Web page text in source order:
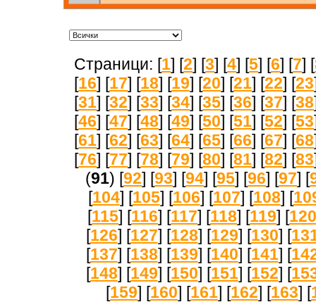
Страници: [1] [2] [3] [4] [5] [6] [7] [
[16] [17] [18] [19] [20] [21] [22] [23
[31] [32] [33] [34] [35] [36] [37] [38
[46] [47] [48] [49] [50] [51] [52] [53
[61] [62] [63] [64] [65] [66] [67] [68
[76] [77] [78] [79] [80] [81] [82] [83
(91) [92] [93] [94] [95] [96] [97] [
[104] [105] [106] [107] [108] [
[115] [116] [117] [118] [119] [120
[126] [127] [128] [129] [130] [
[137] [138] [139] [140] [141] [
[148] [149] [150] [151] [152] [
[159] [160] [161] [162] [163] [